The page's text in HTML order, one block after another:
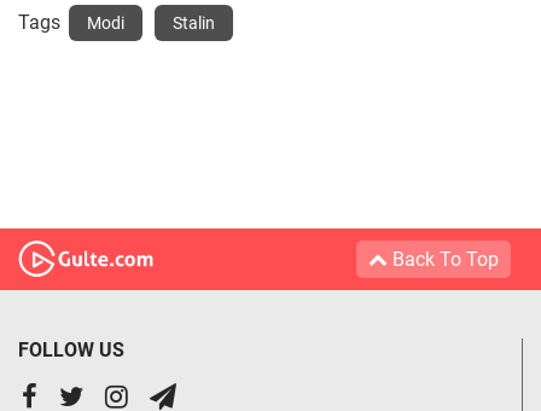
Tags Modi Stalin
Back To Top
FOLLOW US